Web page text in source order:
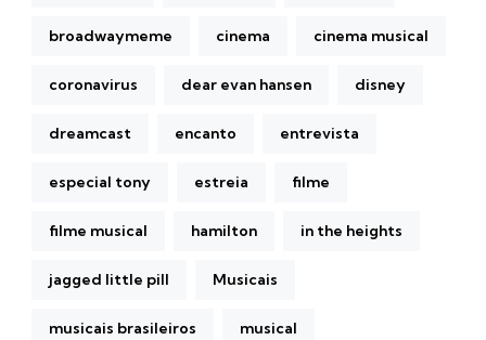
broadwaymeme cinema cinema musical
coronavirus dear evan hansen disney
dreamcast encanto entrevista
especial tony estreia filme
filme musical hamilton in the heights
jagged little pill Musicais
musicais brasileiros musical